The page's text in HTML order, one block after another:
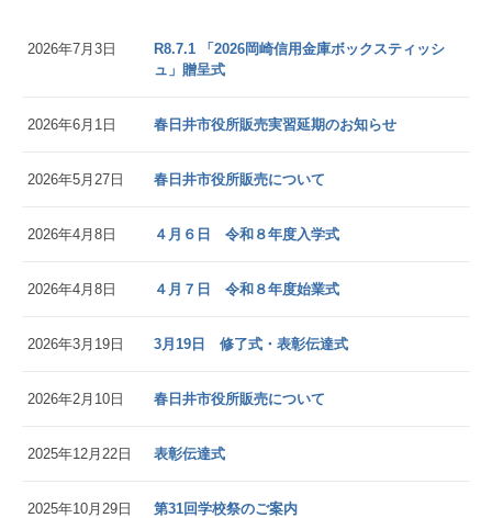
2026年7月3日
R8.7.1 「2026岡崎信用金庫ボックスティッシ
ュ」贈呈式
2026年6月1日 春日井市役所販売実習延期のお知らせ
2026年5月27日 春日井市役所販売について
2026年4月8日 ４月６日 令和８年度入学式
2026年4月8日 ４月７日 令和８年度始業式
2026年3月19日 3月19日 修了式・表彰伝達式
2026年2月10日 春日井市役所販売について
2025年12月22日 表彰伝達式
2025年10月29日 第31回学校祭のご案内